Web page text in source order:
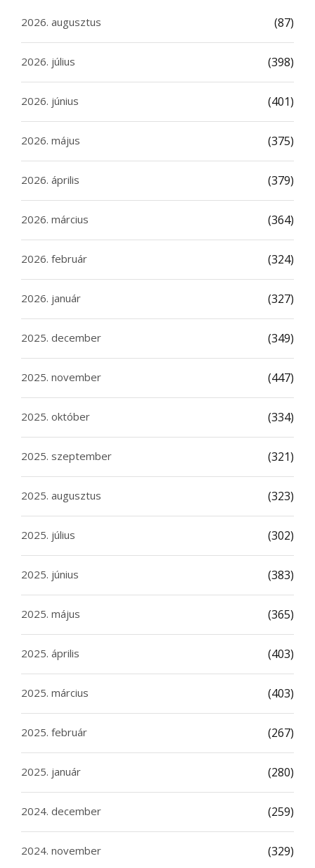
2026. augusztus (87)
2026. július (398)
2026. június (401)
2026. május (375)
2026. április (379)
2026. március (364)
2026. február (324)
2026. január (327)
2025. december (349)
2025. november (447)
2025. október (334)
2025. szeptember (321)
2025. augusztus (323)
2025. július (302)
2025. június (383)
2025. május (365)
2025. április (403)
2025. március (403)
2025. február (267)
2025. január (280)
2024. december (259)
2024. november (329)